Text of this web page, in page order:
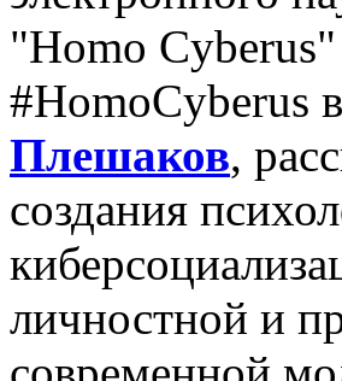
"Homo
#HomoCyberus
Плешаков,
создания
личностной и